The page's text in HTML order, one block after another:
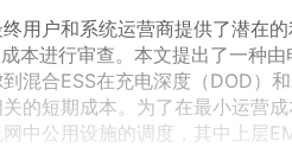
用户和系统运营商提供了潜在的
本进行审查。本文提出了一种
混合ESS在充电深度（DOD）
的短期成本。为了在最小运营
中公用设施的调度，其中上层